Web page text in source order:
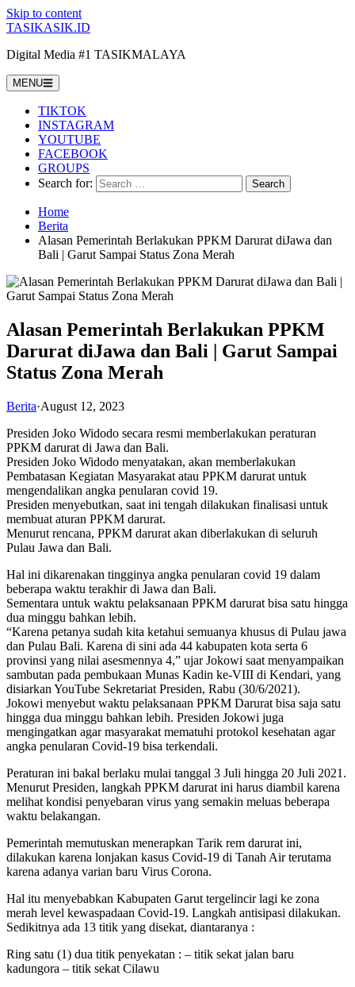
Skip to content
TASIKASIK.ID
Digital Media #1 TASIKMALAYA
MENU
TIKTOK
INSTAGRAM
YOUTUBE
FACEBOOK
GROUPS
Search for:
Home
Berita
Alasan Pemerintah Berlakukan PPKM Darurat diJawa dan
Bali | Garut Sampai Status Zona Merah
Alasan Pemerintah Berlakukan PPKM
Darurat diJawa dan Bali | Garut Sampai
Status Zona Merah
Berita·August 12, 2023
Presiden Joko Widodo secara resmi memberlakukan peraturan
PPKM darurat di Jawa dan Bali.
Presiden Joko Widodo menyatakan, akan memberlakukan
Pembatasan Kegiatan Masyarakat atau PPKM darurat untuk
mengendalikan angka penularan covid 19.
Presiden menyebutkan, saat ini tengah dilakukan finalisasi untuk
membuat aturan PPKM darurat.
Menurut rencana, PPKM darurat akan diberlakukan di seluruh
Pulau Jawa dan Bali.
Hal ini dikarenakan tingginya angka penularan covid 19 dalam
beberapa waktu terakhir di Jawa dan Bali.
Sementara untuk waktu pelaksanaan PPKM darurat bisa satu hingga
dua minggu bahkan lebih.
“Karena petanya sudah kita ketahui semuanya khusus di Pulau jawa
dan Pulau Bali. Karena di sini ada 44 kabupaten kota serta 6
provinsi yang nilai asesmennya 4,” ujar Jokowi saat menyampaikan
sambutan pada pembukaan Munas Kadin ke-VIII di Kendari, yang
disiarkan YouTube Sekretariat Presiden, Rabu (30/6/2021).
Jokowi menyebut waktu pelaksanaan PPKM Darurat bisa saja satu
hingga dua minggu bahkan lebih. Presiden Jokowi juga
mengingatkan agar masyarakat mematuhi protokol kesehatan agar
angka penularan Covid-19 bisa terkendali.
Peraturan ini bakal berlaku mulai tanggal 3 Juli hingga 20 Juli 2021.
Menurut Presiden, langkah PPKM darurat ini harus diambil karena
melihat kondisi penyebaran virus yang semakin meluas beberapa
waktu belakangan.
Pemerintah memutuskan menerapkan Tarik rem darurat ini,
dilakukan karena lonjakan kasus Covid-19 di Tanah Air terutama
karena adanya varian baru Virus Corona.
Hal itu menyebabkan Kabupaten Garut tergelincir lagi ke zona
merah level kewaspadaan Covid-19. Langkah antisipasi dilakukan.
Sedikitnya ada 13 titik yang disekat, diantaranya :
Ring satu (1) dua titik penyekatan : – titik sekat jalan baru
kadungora – titik sekat Cilawu